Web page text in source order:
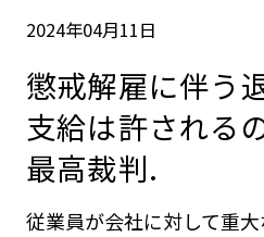
2024年04月11日
懲戒解雇に伴う
支給は許される
最高裁判.
従業員が会社に対して重